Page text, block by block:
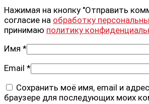
Нажимая на кнопку "Отправить
согласие на обработку
принимаю политику
Имя *
Email *
Сохранить моё имя, email и
браузере для последующих моих